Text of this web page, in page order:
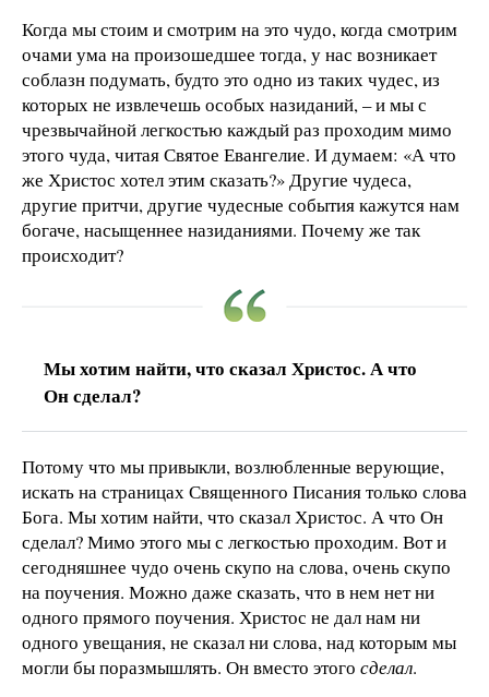
Когда мы стоим и смотрим на это чудо, когда смотрим
очами ума на произошедшее тогда, у нас возникает
соблазн подумать, будто это одно из таких чудес, из
которых не извлечешь особых назиданий, – и мы с
чрезвычайной легкостью каждый раз проходим мимо
этого чуда, читая Святое Евангелие. И думаем: «А что
же Христос хотел этим сказать?» Другие чудеса,
другие притчи, другие чудесные события кажутся нам
богаче, насыщеннее назиданиями. Почему же так
происходит?
Мы хотим найти, что сказал Христос. А что
Он сделал?
Потому что мы привыкли, возлюбленные верующие,
искать на страницах Священного Писания только слова
Бога. Мы хотим найти, что сказал Христос. А что Он
сделал? Мимо этого мы с легкостью проходим. Вот и
сегодняшнее чудо очень скупо на слова, очень скупо
на поучения. Можно даже сказать, что в нем нет ни
одного прямого поучения. Христос не дал нам ни
одного увещания, не сказал ни слова, над которым мы
могли бы поразмышлять. Он вместо этого сделал.